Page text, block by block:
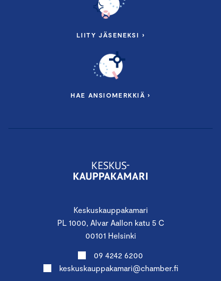
Keskuskauppakamari
PL 1000, Alvar Aallon katu 5 C
00101 Helsinki
09 4242 6200
keskuskauppakamari@chamber.fi
LIITY JÄSENEKSI ›
HAE ANSIOMERKKIÄ ›